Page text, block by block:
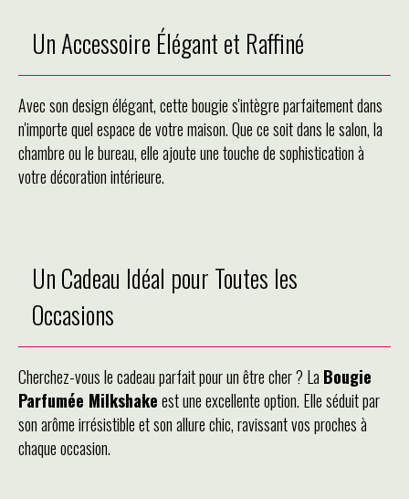
Un Accessoire Élégant et Raffiné
Avec son design élégant, cette bougie s'intègre parfaitement dans
n'importe quel espace de votre maison. Que ce soit dans le salon, la
chambre ou le bureau, elle ajoute une touche de sophistication à
votre décoration intérieure.
Un Cadeau Idéal pour Toutes les
Occasions
Cherchez-vous le cadeau parfait pour un être cher ? La Bougie
Parfumée Milkshakeest une excellente option. Elle séduit par
son arôme irrésistible et son allure chic, ravissant vos proches à
chaque occasion.